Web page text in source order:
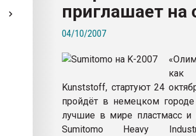
Всё, что касается выдува ПЭТ
бутылок
ПЕРЕЙТИ НА ФОРУМ
приглашает на
04/10/2007
как
Kunststoff, стартуют 24
пройдёт в немецком
лучшие в мире пластмасс и
Sumitomo Heavy